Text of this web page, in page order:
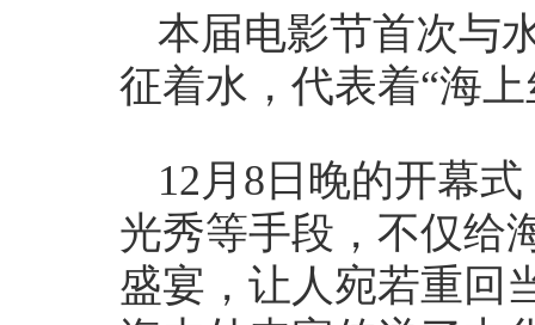
本届电影节首次与
征着水，代表着“海
12月8日晚的开幕
光秀等手段，不仅给
盛宴，让人宛若重回